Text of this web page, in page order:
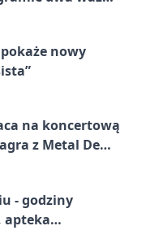
nowy
na koncertową
z Metal De
- godziny
apteka